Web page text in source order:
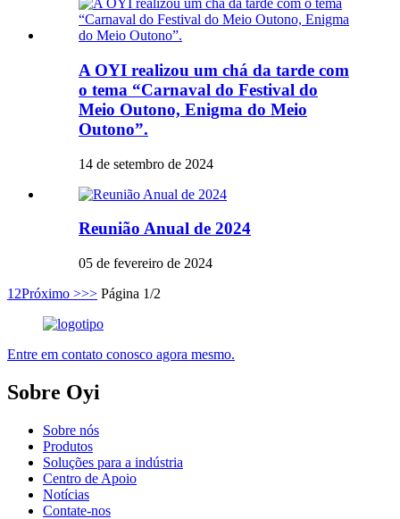
A OYI realizou um chá da tarde com
o tema “Carnaval do Festival do
Meio Outono, Enigma do Meio
Outono”.
14 de setembro de 2024
Reunião Anual de 2024
05 de fevereiro de 2024
1 2Próximo >>> Página 1/2
Entre em contato conosco agora mesmo.
Sobre Oyi
Sobre nós
Produtos
Soluções para a indústria
Centro de Apoio
Notícias
Contate-nos